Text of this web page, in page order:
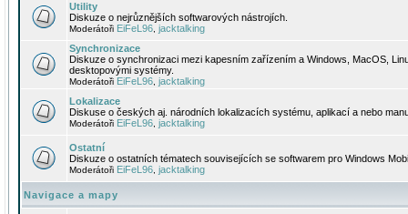
Utility
Diskuze o nejrůznějších softwarových nástrojích.
Moderátoři EiFeL96 jacktalking
Synchronizace
Diskuze o synchronizaci mezi kapesním zařízením a Windows, MacOS,
desktopovými systémy.
Moderátoři EiFeL96 jacktalking
Lokalizace
Diskuse o českých aj. národních lokalizacích systému, aplikací a nebo
Moderátoři EiFeL96 jacktalking
Ostatní
Diskuze o ostatních tématech souvisejících se softwarem pro Windows
Moderátoři EiFeL96 jacktalking
Navigace a mapy